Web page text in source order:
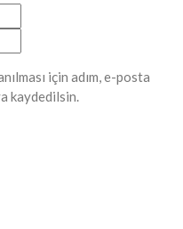
için adım, e-posta
kaydedilsin.